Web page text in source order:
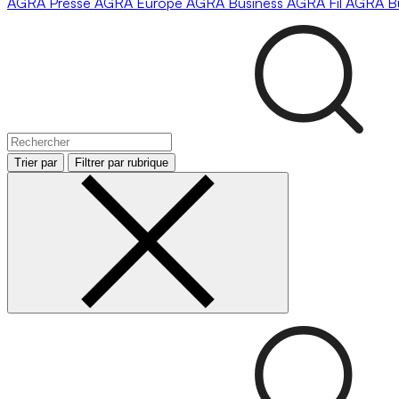
Trier par Filtrer par rubrique